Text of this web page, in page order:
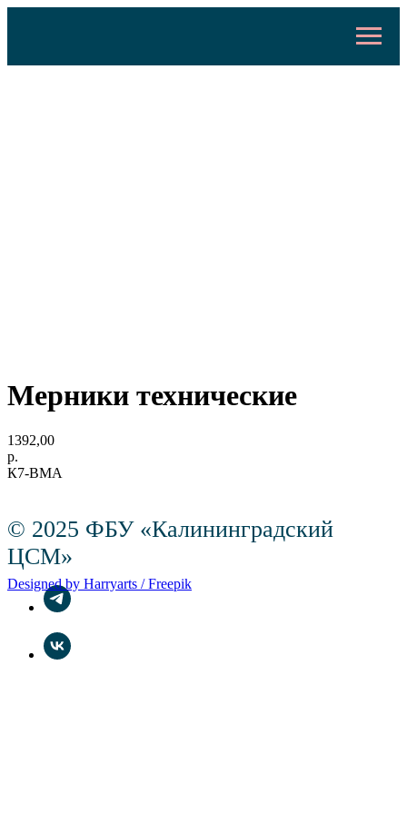
Мерники технические
1392,00
р.
К7-ВМА
© 2025 ФБУ «Калининградский
ЦСМ»
Designed by Harryarts / Freepik